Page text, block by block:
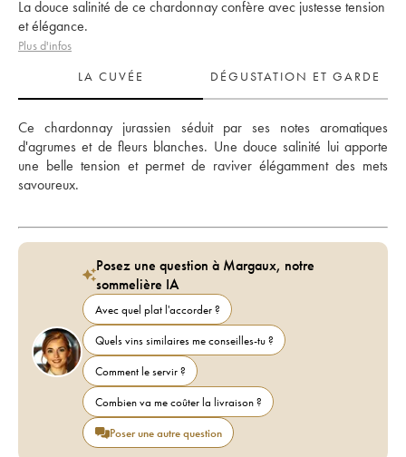
La douce salinité de ce chardonnay confère avec justesse tension
et élégance.
Plus d'infos
LA CUVÉE
DÉGUSTATION ET GARDE
Ce chardonnay jurassien séduit par ses notes aromatiques
d'agrumes et de fleurs blanches. Une douce salinité lui apporte
une belle tension et permet de raviver élégamment des mets
savoureux.
Posez une question à Margaux, notre
sommelière IA
Avec quel plat l'accorder ?
Quels vins similaires me conseilles-tu ?
Comment le servir ?
Combien va me coûter la livraison ?
Poser une autre question